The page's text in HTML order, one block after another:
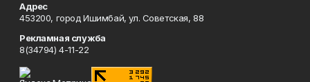
Адрес
453200, город Ишимбай, ул. Советская, 88
Рекламная служба
8(34794) 4-11-22